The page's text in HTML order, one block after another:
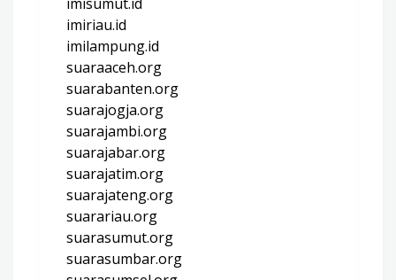
imiriau.id
imilampung.id
suaraaceh.org
suarabanten.org
suarajogja.org
suarajambi.org
suarajabar.org
suarajatim.org
suarajateng.org
suarariau.org
suarasumut.org
suarasumbar.org